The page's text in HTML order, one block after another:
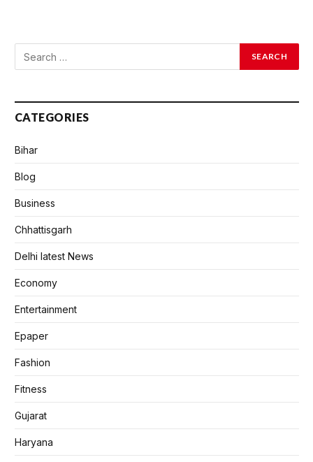
CATEGORIES
Bihar
Blog
Business
Chhattisgarh
Delhi latest News
Economy
Entertainment
Epaper
Fashion
Fitness
Gujarat
Haryana